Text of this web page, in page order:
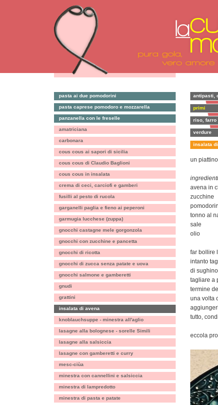
antipasti,
primi
riso, farro
verdure
pasta ai due pomodorini
pasta caprese pomodoro e mozzarella
panzanella con le freselle
amatriciana
carbonara
cous cous ai sapori di sicilia
cous cous di Claudio Baglioni
cous cous in insalata
crema di ceci, carciofi e gamberi
fusilli al pesto di rucola
garganelli paglia e fieno ai peperoni
garmugia lucchese (zuppa)
gnocchi castagne mele gorgonzola
gnocchi con zucchine e pancetta
gnocchi di ricotta
gnocchi di zucca senza patate e uova
gnocchi salmone e gamberetti
gnudi
grattini
insalata di avena
knoblauchsuppe - minestra all'aglio
lasagne alla bolognese - sorelle Simili
lasagne alla salsiccia
lasagne con gamberetti e curry
mesc-ciùa
minestra con cannellini e salsiccia
minestra di lampredotto
minestra di pasta e patate
insalata
un
avena in
zucchine
tonno al
sale
olio
far bollire
intanto
di sughino
tagliare a
termine
una volta
tutto,
eccola